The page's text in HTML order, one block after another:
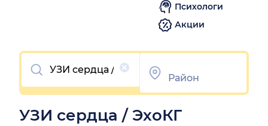
Психологи
Акции
Очистить
УЗИ сердца / ЭхоКГ